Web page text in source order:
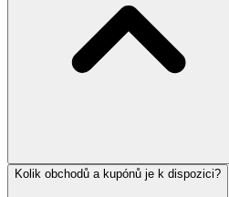
Kolik obchodů a kupónů je k dispozici?